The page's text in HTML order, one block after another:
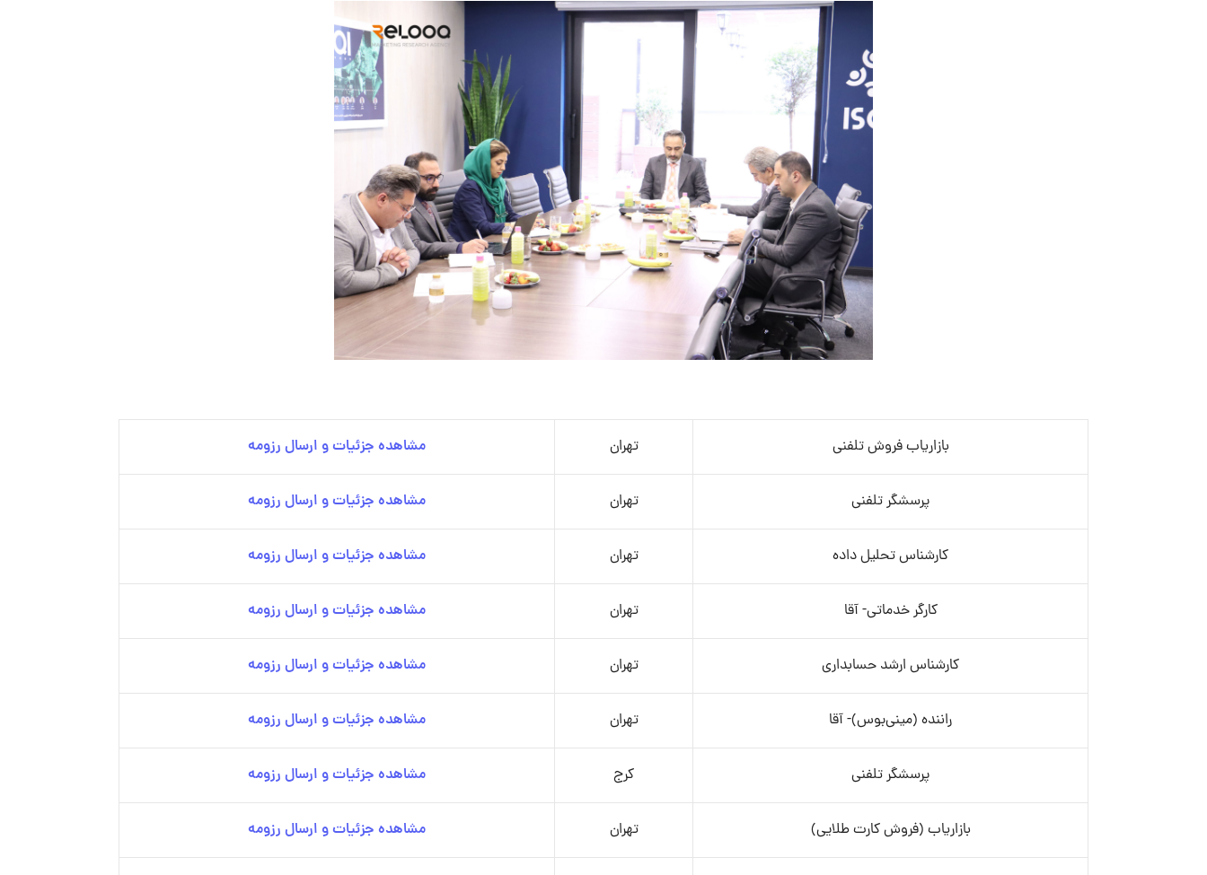
بازاریاب فروش تلفنی تهران مشاهده جزئیات و ارسال رزومه
پرسشگر تلفنی تهران مشاهده جزئیات و ارسال رزومه
کارشناس تحلیل داده تهران مشاهده جزئیات و ارسال رزومه
کارگر خدماتی- آقا تهران مشاهده جزئیات و ارسال رزومه
کارشناس ارشد حسابداری تهران مشاهده جزئیات و ارسال رزومه
راننده (مینی‌بوس)- آقا تهران مشاهده جزئیات و ارسال رزومه
پرسشگر تلفنی کرج مشاهده جزئیات و ارسال رزومه
بازاریاب (فروش کارت طلایی) تهران مشاهده جزئیات و ارسال رزومه